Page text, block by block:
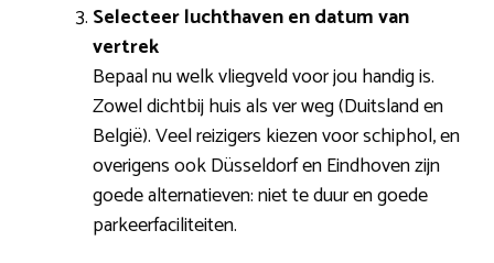
Selecteer luchthaven en datum van
vertrek
Bepaal nu welk vliegveld voor jou handig is.
Zowel dichtbij huis als ver weg (Duitsland en
België). Veel reizigers kiezen voor schiphol, en
overigens ook Düsseldorf en Eindhoven zijn
goede alternatieven: niet te duur en goede
parkeerfaciliteiten.